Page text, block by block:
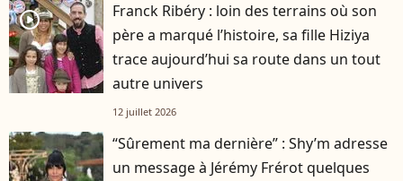
player2
Franck Ribéry : loin des terrains où son
père a marqué l’histoire, sa fille Hiziya
trace aujourd’hui sa route dans un tout
autre univers
12 juillet 2026
“Sûrement ma dernière” : Shy’m adresse
un message à Jérémy Frérot quelques